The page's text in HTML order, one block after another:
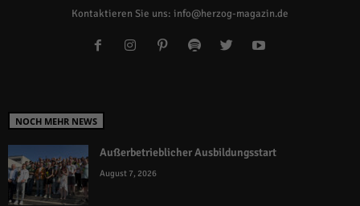
Kontaktieren Sie uns: info@herzog-magazin.de
NOCH MEHR NEWS
Außerbetrieblicher Ausbildungsstart
August 7, 2026